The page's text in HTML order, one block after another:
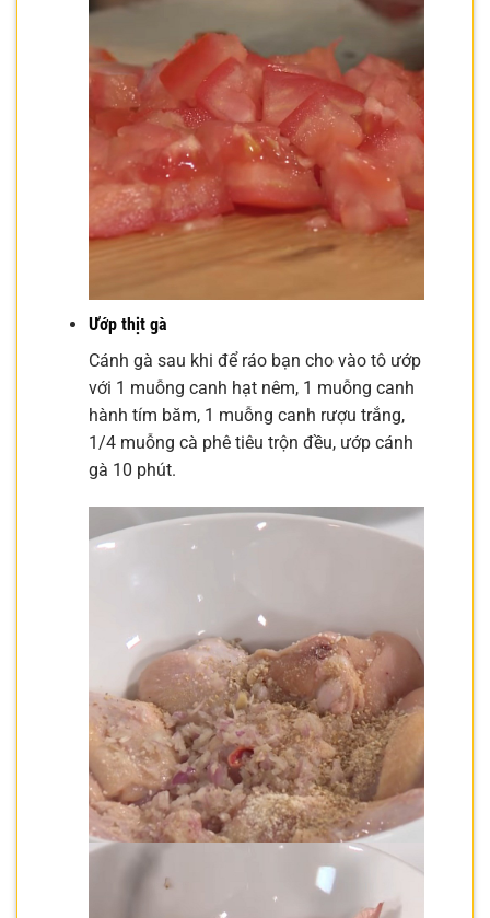
Ướp thịt gà
Cánh gà sau khi để ráo bạn cho vào tô ướp
với 1 muỗng canh hạt nêm, 1 muỗng canh
hành tím băm, 1 muỗng canh rượu trắng,
1/4 muỗng cà phê tiêu trộn đều, ướp cánh
gà 10 phút.